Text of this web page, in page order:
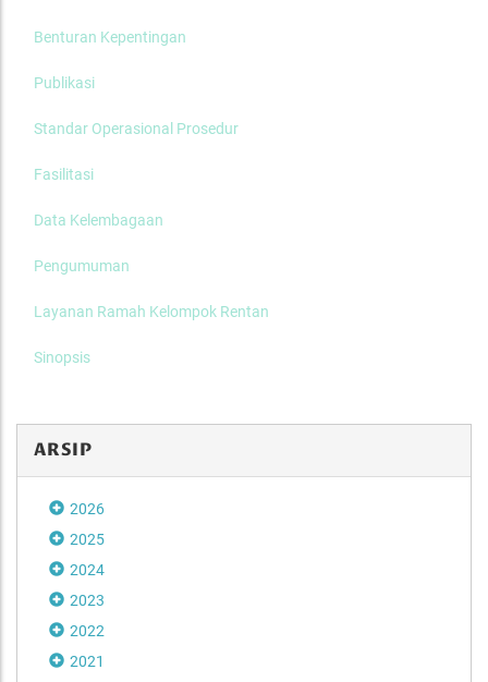
Benturan Kepentingan
Publikasi
Standar Operasional Prosedur
Fasilitasi
Data Kelembagaan
Pengumuman
Layanan Ramah Kelompok Rentan
Sinopsis
ARSIP
2026
2025
2024
2023
2022
2021